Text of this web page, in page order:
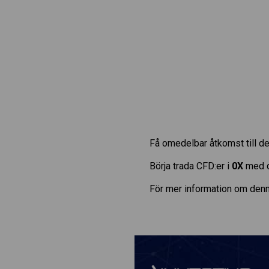
Få omedelbar åtkomst till
Börja trada CFD:er i 0X med
För mer information om